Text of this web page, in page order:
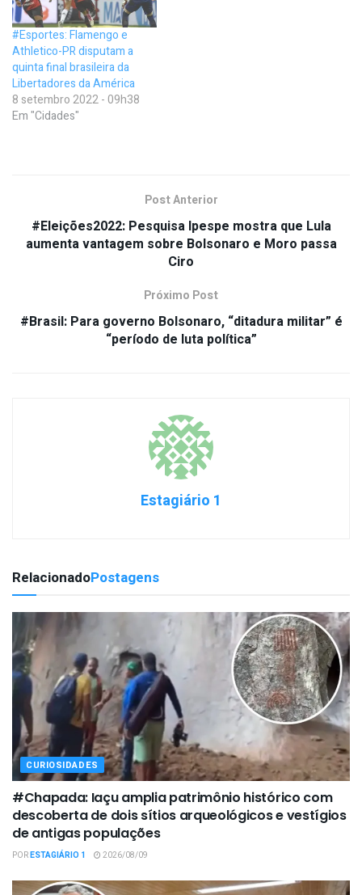
#Esportes: Flamengo e
Athletico-PR disputam a
quinta final brasileira da
Libertadores da América
8 setembro 2022 - 09h38
Em "Cidades"
Post Anterior
#Eleições2022: Pesquisa Ipespe mostra que Lula
aumenta vantagem sobre Bolsonaro e Moro passa
Ciro
Próximo Post
#Brasil: Para governo Bolsonaro, “ditadura militar” é
“período de luta política”
Estagiário 1
RelacionadoPostagens
CURIOSIDADES
#Chapada: Iaçu amplia patrimônio histórico com
descoberta de dois sítios arqueológicos e vestígios
de antigas populações
PORESTAGIÁRIO 1 2026/08/09